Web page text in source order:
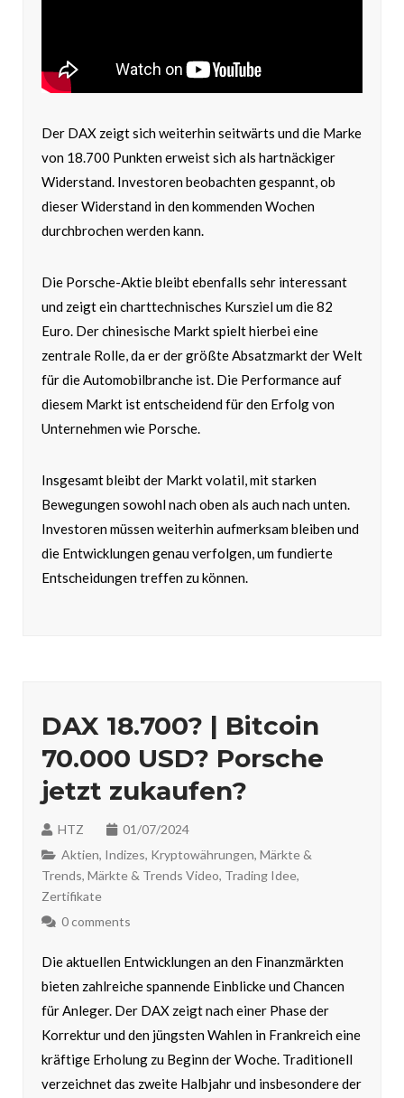
Der DAX zeigt sich weiterhin seitwärts und die Marke
von 18.700 Punkten erweist sich als hartnäckiger
Widerstand. Investoren beobachten gespannt, ob
dieser Widerstand in den kommenden Wochen
durchbrochen werden kann.
Die Porsche-Aktie bleibt ebenfalls sehr interessant
und zeigt ein charttechnisches Kursziel um die 82
Euro. Der chinesische Markt spielt hierbei eine
zentrale Rolle, da er der größte Absatzmarkt der Welt
für die Automobilbranche ist. Die Performance auf
diesem Markt ist entscheidend für den Erfolg von
Unternehmen wie Porsche.
Insgesamt bleibt der Markt volatil, mit starken
Bewegungen sowohl nach oben als auch nach unten.
Investoren müssen weiterhin aufmerksam bleiben und
die Entwicklungen genau verfolgen, um fundierte
Entscheidungen treffen zu können.
DAX 18.700? | Bitcoin
70.000 USD? Porsche
jetzt zukaufen?
HTZ
01/07/2024
Aktien, Indizes, Kryptowährungen, Märkte &
Trends, Märkte & Trends Video, Trading Idee,
Zertifikate
0 comments
Die aktuellen Entwicklungen an den Finanzmärkten
bieten zahlreiche spannende Einblicke und Chancen
für Anleger. Der DAX zeigt nach einer Phase der
Korrektur und den jüngsten Wahlen in Frankreich eine
kräftige Erholung zu Beginn der Woche. Traditionell
verzeichnet das zweite Halbjahr und insbesondere der